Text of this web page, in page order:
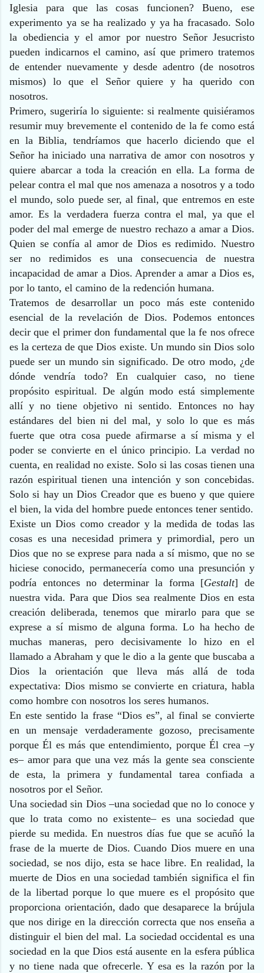
Iglesia para que las cosas funcionen? Bueno, ese
experimento ya se ha realizado y ya ha fracasado. Solo
la obediencia y el amor por nuestro Señor Jesucristo
pueden indicarnos el camino, así que primero tratemos
de entender nuevamente y desde adentro (de nosotros
mismos) lo que el Señor quiere y ha querido con
nosotros.
Primero, sugeriría lo siguiente: si realmente quisiéramos
resumir muy brevemente el contenido de la fe como está
en la Biblia, tendríamos que hacerlo diciendo que el
Señor ha iniciado una narrativa de amor con nosotros y
quiere abarcar a toda la creación en ella. La forma de
pelear contra el mal que nos amenaza a nosotros y a todo
el mundo, solo puede ser, al final, que entremos en este
amor. Es la verdadera fuerza contra el mal, ya que el
poder del mal emerge de nuestro rechazo a amar a Dios.
Quien se confía al amor de Dios es redimido. Nuestro
ser no redimidos es una consecuencia de nuestra
incapacidad de amar a Dios. Aprender a amar a Dios es,
por lo tanto, el camino de la redención humana.
Tratemos de desarrollar un poco más este contenido
esencial de la revelación de Dios. Podemos entonces
decir que el primer don fundamental que la fe nos ofrece
es la certeza de que Dios existe. Un mundo sin Dios solo
puede ser un mundo sin significado. De otro modo, ¿de
dónde vendría todo? En cualquier caso, no tiene
propósito espiritual. De algún modo está simplemente
allí y no tiene objetivo ni sentido. Entonces no hay
estándares del bien ni del mal, y solo lo que es más
fuerte que otra cosa puede afirmarse a sí misma y el
poder se convierte en el único principio. La verdad no
cuenta, en realidad no existe. Solo si las cosas tienen una
razón espiritual tienen una intención y son concebidas.
Solo si hay un Dios Creador que es bueno y que quiere
el bien, la vida del hombre puede entonces tener sentido.
Existe un Dios como creador y la medida de todas las
cosas es una necesidad primera y primordial, pero un
Dios que no se exprese para nada a sí mismo, que no se
hiciese conocido, permanecería como una presunción y
podría entonces no determinar la forma [Gestalt] de
nuestra vida. Para que Dios sea realmente Dios en esta
creación deliberada, tenemos que mirarlo para que se
exprese a sí mismo de alguna forma. Lo ha hecho de
muchas maneras, pero decisivamente lo hizo en el
llamado a Abraham y que le dio a la gente que buscaba a
Dios la orientación que lleva más allá de toda
expectativa: Dios mismo se convierte en criatura, habla
como hombre con nosotros los seres humanos.
En este sentido la frase “Dios es”, al final se convierte
en un mensaje verdaderamente gozoso, precisamente
porque Él es más que entendimiento, porque Él crea –y
es– amor para que una vez más la gente sea consciente
de esta, la primera y fundamental tarea confiada a
nosotros por el Señor.
Una sociedad sin Dios –una sociedad que no lo conoce y
que lo trata como no existente– es una sociedad que
pierde su medida. En nuestros días fue que se acuñó la
frase de la muerte de Dios. Cuando Dios muere en una
sociedad, se nos dijo, esta se hace libre. En realidad, la
muerte de Dios en una sociedad también significa el fin
de la libertad porque lo que muere es el propósito que
proporciona orientación, dado que desaparece la brújula
que nos dirige en la dirección correcta que nos enseña a
distinguir el bien del mal. La sociedad occidental es una
sociedad en la que Dios está ausente en la esfera pública
y no tiene nada que ofrecerle. Y esa es la razón por la